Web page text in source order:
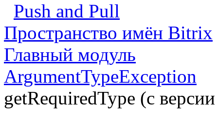
Push and Pull
Пространство имён Bitrix
Главный модуль
ArgumentTypeException
getRequiredType (с